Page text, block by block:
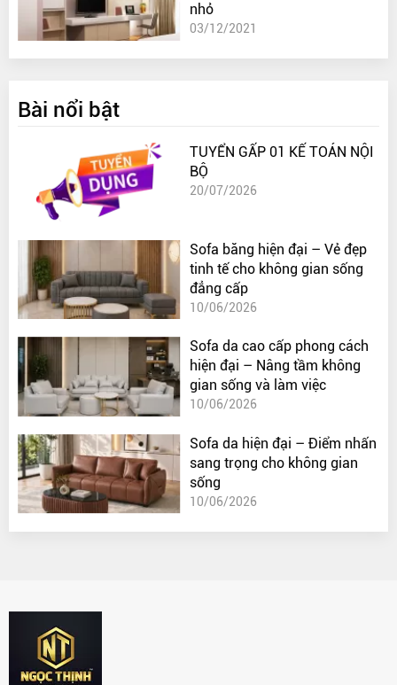
nhỏ
03/12/2021
Bài nổi bật
TUYỂN GẤP 01 KẾ TOÁN NỘI
BỘ
20/07/2026
Sofa băng hiện đại – Vẻ đẹp
tinh tế cho không gian sống
đẳng cấp
10/06/2026
Sofa da cao cấp phong cách
hiện đại – Nâng tầm không
gian sống và làm việc
10/06/2026
Sofa da hiện đại – Điểm nhấn
sang trọng cho không gian
sống
10/06/2026